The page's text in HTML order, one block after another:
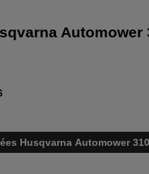
Automower
Husqvarna Automower